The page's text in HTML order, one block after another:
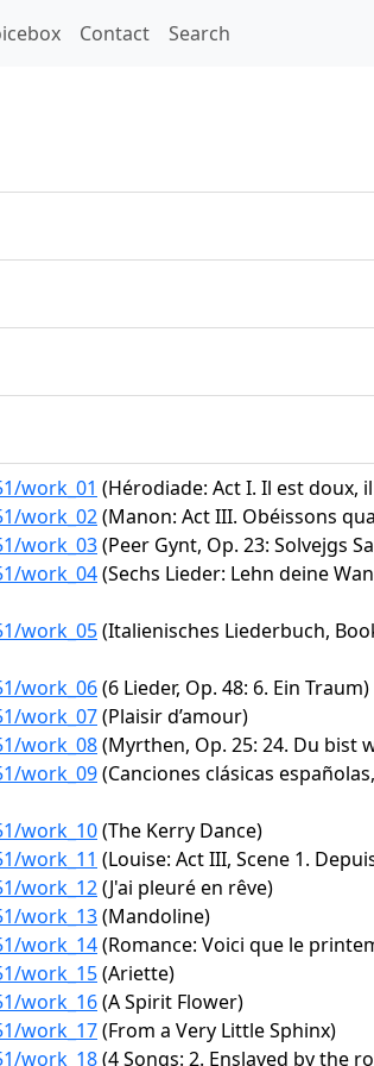
Contact Search
work_01 (Hérodiade: Act I. Il est doux,
work_02(Manon: Act III. Obéissons
work_03(Peer Gynt, Op. 23: Solvejgs
work_04(Sechs Lieder: Lehn deine
work_05(Italienisches Liederbuch,
work_06(6 Lieder, Op. 48: 6. Ein Traum)
work_07(Plaisir d’amour)
work_08(Myrthen, Op. 25: 24. Du bist
work_09(Canciones clásicas
work_10(The Kerry Dance)
work_11 (Louise: Act III, Scene 1.
work_12(J'ai pleuré en rêve)
work_13(Mandoline)
work_14(Romance: Voici que le
work_15(Ariette)
work_16(A Spirit Flower)
work_17(From a Very Little Sphinx)
work_18(4 Songs: 2. Enslaved by the